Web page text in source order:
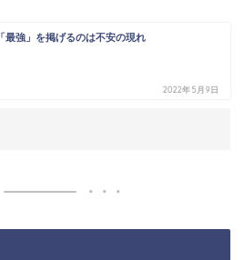
「最強」を掲げるのは不安の現れ
2022年5月9日